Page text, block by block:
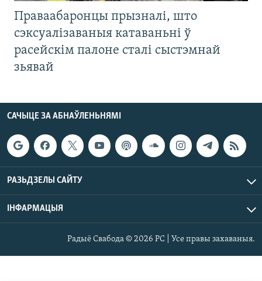
Праваабаронцы прызналі, што
сэксуалізаваныя катаваньні ў
расейскім палоне сталі сыстэмнай
зьявай
САЧЫЦЕ ЗА АБНАЎЛЕНЬНЯМІ
РАЗЬДЗЕЛЫ САЙТУ
ІНФАРМАЦЫЯ
Радыё Свабода © 2026 РС | Усе правы захаваныя.